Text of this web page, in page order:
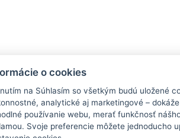
o cookies
na Súhlasím so všetkým budú uložené
analytické aj marketingové –
používanie webu, merať funkčnosť
Svoje preferencie môžete jednoducho